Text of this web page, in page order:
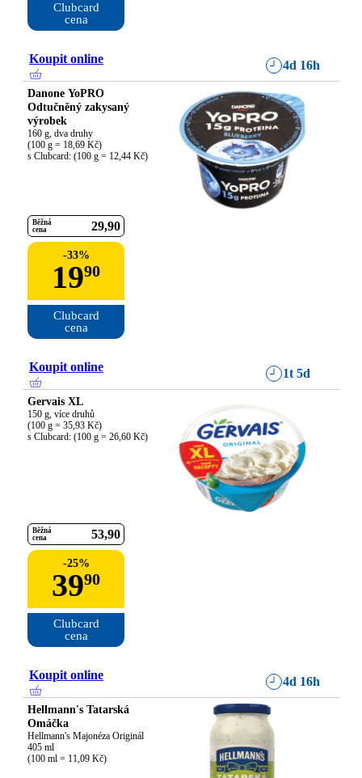
Clubcard
cena
Koupit online 4d 16h
Danone YoPRO
Odtučněný zakysaný
výrobek
160 g, dva druhy
(100 g = 18,69 Kč)
s Clubcard: (100 g = 12,44 Kč)
Běžná
cena
29 90
-33%
1990
Clubcard
cena
Koupit online 1t 5d
Gervais XL
150 g, více druhů
(100 g = 35,93 Kč)
s Clubcard: (100 g = 26,60 Kč)
Běžná
cena
53 90
-25%
3990
Clubcard
cena
Koupit online 4d 16h
Hellmann's Tatarská
Omáčka
Hellmann's Majonéza Originál
405 ml
(100 ml = 11,09 Kč)